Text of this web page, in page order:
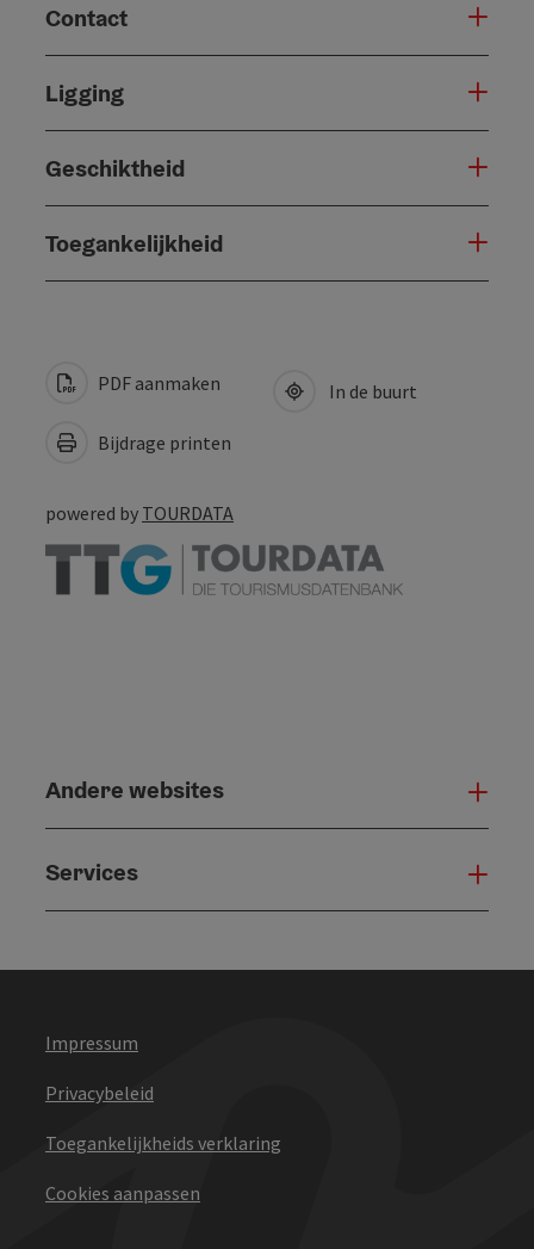
Contact
Ligging
Geschiktheid
Toegankelijkheid
PDF aanmaken
Bijdrage printen
In de buurt
powered by TOURDATA
Andere websites
Services
Impressum
Privacybeleid
Toegankelijkheids verklaring
Cookies aanpassen